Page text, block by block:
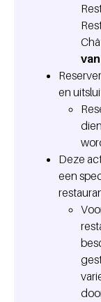
en
Deze
een